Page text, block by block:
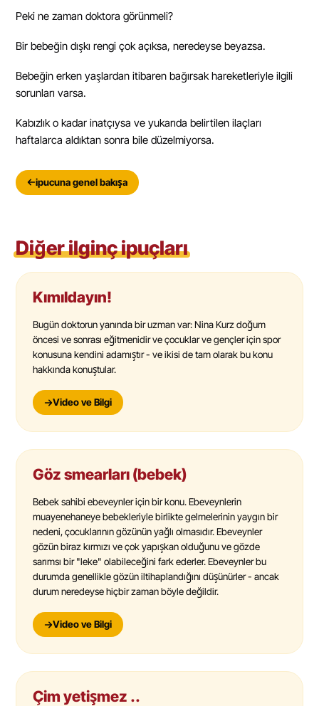
Peki ne zaman doktora görünmeli?
Bir bebeğin dışkı rengi çok açıksa, neredeyse beyazsa.
Bebeğin erken yaşlardan itibaren bağırsak hareketleriyle ilgili
sorunları varsa.
Kabızlık o kadar inatçıysa ve yukarıda belirtilen ilaçları
haftalarca aldıktan sonra bile düzelmiyorsa.
ipucuna genel bakışa
Diğer ilginç ipuçları
Kımıldayın!
Bugün doktorun yanında bir uzman var: Nina Kurz doğum
öncesi ve sonrası eğitmenidir ve çocuklar ve gençler için spor
konusuna kendini adamıştır - ve ikisi de tam olarak bu konu
hakkında konuştular.
Video ve Bilgi
Göz smearları (bebek)
Bebek sahibi ebeveynler için bir konu. Ebeveynlerin
muayenehaneye bebekleriyle birlikte gelmelerinin yaygın bir
nedeni, çocuklarının gözünün yağlı olmasıdır. Ebeveynler
gözün biraz kırmızı ve çok yapışkan olduğunu ve gözde
sarımsı bir "leke" olabileceğini fark ederler. Ebeveynler bu
durumda genellikle gözün iltihaplandığını düşünürler - ancak
durum neredeyse hiçbir zaman böyle değildir.
Video ve Bilgi
Çim yetişmez ..